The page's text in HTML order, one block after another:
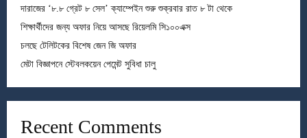
দারাজের ‘৮.৮ গ্রেট ৮ সেল’ ক্যাম্পেইন শুরু শুক্রবার রাত ৮ টা থেকে
শিক্ষার্থীদের জন্য অফার নিয়ে আসছে রিয়েলমি সি১০০এক্স
চলছে টেলিটকের বিশেষ জেন জি অফার
মেটা বিজ্ঞাপনে স্টেবলকয়েন পেমেন্ট সুবিধা চালু
Recent Comments